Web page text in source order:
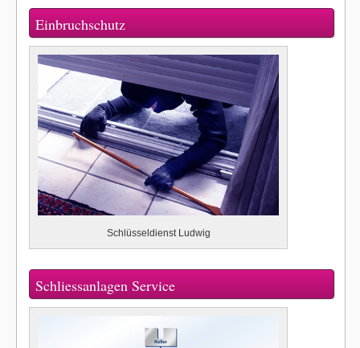
Einbruchschutz
Schlüsseldienst Ludwig
Schliessanlagen Service